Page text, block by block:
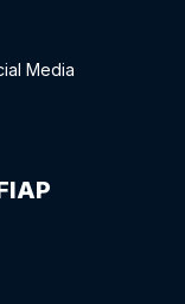
Media